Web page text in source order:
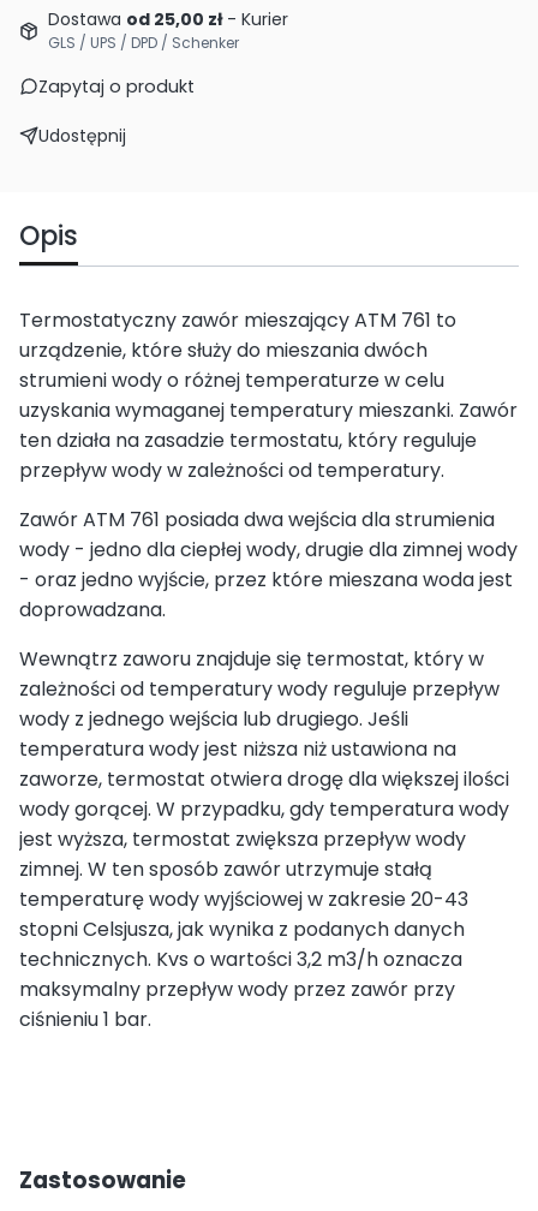
Dostawa od 25,00 zł - Kurier
GLS / UPS / DPD / Schenker
Zapytaj o produkt
Udostępnij
Opis
Termostatyczny zawór mieszający ATM 761 to
urządzenie, które służy do mieszania dwóch
strumieni wody o różnej temperaturze w celu
uzyskania wymaganej temperatury mieszanki. Zawór
ten działa na zasadzie termostatu, który reguluje
przepływ wody w zależności od temperatury.
Zawór ATM 761 posiada dwa wejścia dla strumienia
wody - jedno dla ciepłej wody, drugie dla zimnej wody
- oraz jedno wyjście, przez które mieszana woda jest
doprowadzana.
Wewnątrz zaworu znajduje się termostat, który w
zależności od temperatury wody reguluje przepływ
wody z jednego wejścia lub drugiego. Jeśli
temperatura wody jest niższa niż ustawiona na
zaworze, termostat otwiera drogę dla większej ilości
wody gorącej. W przypadku, gdy temperatura wody
jest wyższa, termostat zwiększa przepływ wody
zimnej. W ten sposób zawór utrzymuje stałą
temperaturę wody wyjściowej w zakresie 20-43
stopni Celsjusza, jak wynika z podanych danych
technicznych. Kvs o wartości 3,2 m3/h oznacza
maksymalny przepływ wody przez zawór przy
ciśnieniu 1 bar.
Zastosowanie